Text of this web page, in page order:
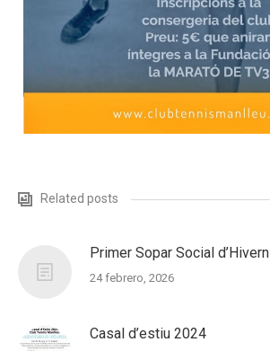
Related posts
Primer Sopar Social d’Hivern
24 febrero, 2026
Casal d’estiu 2024